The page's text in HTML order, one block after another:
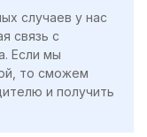
случаев у нас
связь с
Если мы
то сможем
и получить